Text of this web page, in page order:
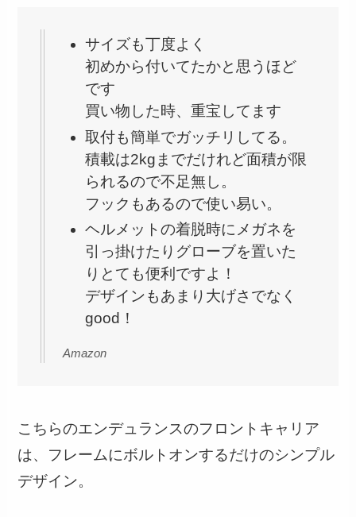
サイズも丁度よく
初めから付いてたかと思うほど
です
買い物した時、重宝してます
取付も簡単でガッチリしてる。
積載は2kgまでだけれど面積が限
られるので不足無し。
フックもあるので使い易い。
ヘルメットの着脱時にメガネを
引っ掛けたりグローブを置いた
りとても便利ですよ！
デザインもあまり大げさでなく
good！
Amazon
こちらのエンデュランスのフロントキャリア
は、フレームにボルトオンするだけのシンプル
デザイン。